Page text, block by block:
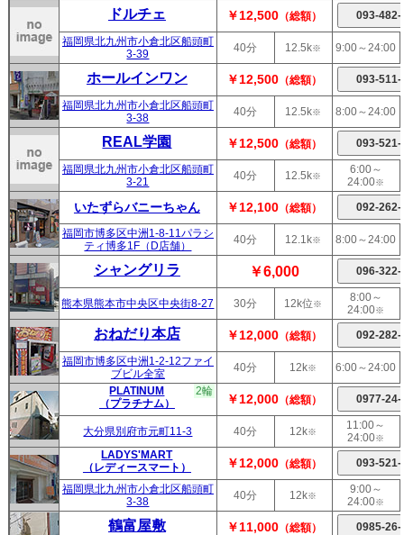
ドルチェ ￥12,500 （総額）
福岡県北九州市小倉北区船頭町
3-39
40分 12.5k※ 9:00～24:00
ホールインワン ￥12,500 （総額）
福岡県北九州市小倉北区船頭町
3-38
40分 12.5k※ 8:00～24:00
REAL学園 ￥12,500 （総額）
福岡県北九州市小倉北区船頭町
3-21
40分 12.5k※
6:00～
24:00※
いたずらバニーちゃん ￥12,100 （総額）
福岡市博多区中洲1-8-11パラシ
ティ博多1F（D店舗）
40分 12.1k※ 8:00～24:00
シャングリラ ￥6,000
熊本県熊本市中央区中央街8-27 30分 12k位※
8:00～
24:00※
おねだり本店 ￥12,000 （総額）
福岡市博多区中洲1-2-12ファイ
ブビル全室
40分 12k※
6:00～24:00
PLATINUM
（プラチナム）
2輪
￥12,000 （総額）
大分県別府市元町11-3 40分 12k※
11:00～
24:00※
LADYS'MART
（レディースマート）
￥12,000 （総額）
福岡県北九州市小倉北区船頭町
3-38
40分 12k※
9:00～
24:00※
鶴富屋敷 ￥11,000 （総額）